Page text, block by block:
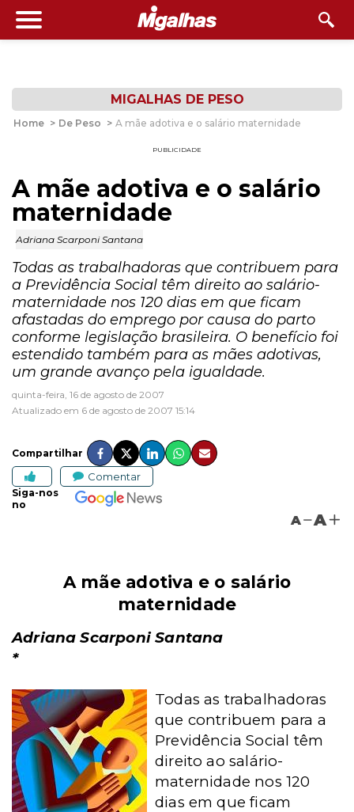
MIGALHAS DE PESO
Home > De Peso > A mãe adotiva e o salário maternidade
PUBLICIDADE
A mãe adotiva e o salário
maternidade
Adriana Scarponi Santana
Todas as trabalhadoras que contribuem para
a Previdência Social têm direito ao salário-
maternidade nos 120 dias em que ficam
afastadas do emprego por causa do parto
conforme legislação brasileira. O benefício foi
estendido também para as mães adotivas,
um grande avanço pela igualdade.
quinta-feira, 16 de agosto de 2007
Atualizado em 6 de agosto de 2007 15:14
Compartilhar
Comentar
Siga-nos
no
A A
A mãe adotiva e o salário
maternidade
Adriana Scarponi Santana
*
Todas as trabalhadoras
que contribuem para a
Previdência Social têm
direito ao salário-
maternidade nos 120
dias em que ficam